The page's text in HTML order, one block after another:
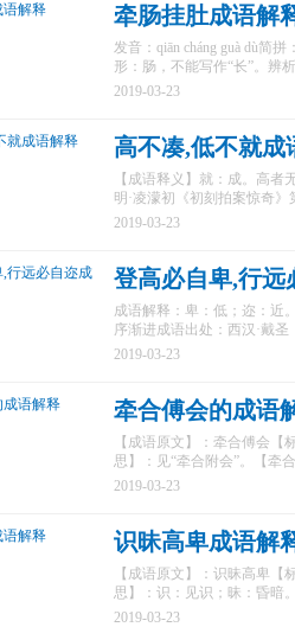
牵肠挂肚成语解
发音：qiān cháng guà dù简
形：肠，不能写作“长”。辨
2019-03-23
高不凑,低不就成
【成语释义】就：成。高者
明·凌濛初《初刻拍案惊奇
2019-03-23
登高必自卑,行远
成语解释：卑：低；迩：近
序渐进成语出处：西汉·戴
2019-03-23
牵合傅会的成语
【成语原文】：牵合傅会【
思】：见“牵合附会”。【牵
2019-03-23
识昧高卑成语解
【成语原文】：识昧高卑【
思】：识：见识；昧：昏暗
2019-03-23